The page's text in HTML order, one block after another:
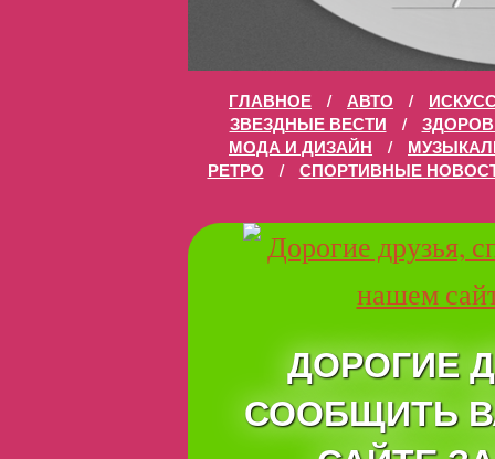
ГЛАВНОЕ / АВТО /
ЗВЕЗДНЫЕ ВЕСТИ
/
МОДА И ДИЗАЙН
/
РЕТРО
/ СПОРТИВНЫЕ
ДОРОГИЕ
СООБЩИТЬ